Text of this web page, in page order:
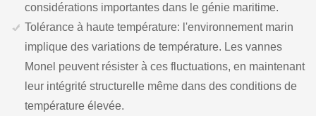
considérations importantes dans le génie maritime.
Tolérance à haute température: l'environnement marin
implique des variations de température. Les vannes
Monel peuvent résister à ces fluctuations, en maintenant
leur intégrité structurelle même dans des conditions de
température élevée.